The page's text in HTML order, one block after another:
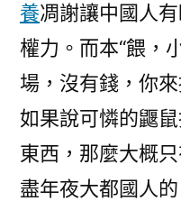
養凋謝讓中國人
權力。而本“餵，
場，沒有錢，你
如果說可憐的鼴
東西，那麼大概
盡年夜大都國人